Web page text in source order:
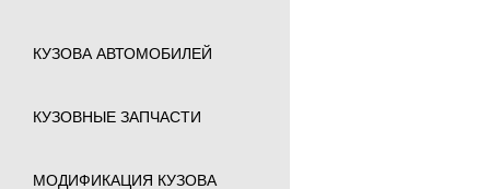
КУЗОВА АВТОМОБИЛЕЙ
КУЗОВНЫЕ ЗАПЧАСТИ
МОДИФИКАЦИЯ КУЗОВА